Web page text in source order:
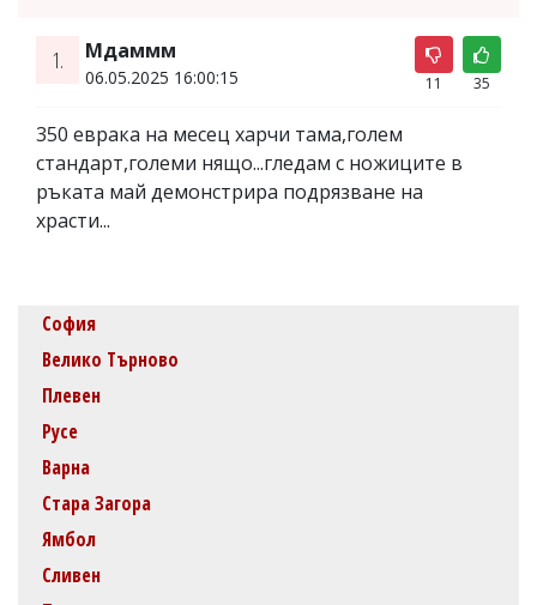
1. Мдаммм
06.05.2025 16:00:15 11 35
350 еврака на месец харчи тама,голем
стандарт,големи нящо...гледам с ножиците в
ръката май демонстрира подрязване на
храсти...
София
Велико Търново
Плевен
Русе
Варна
Стара Загора
Ямбол
Сливен